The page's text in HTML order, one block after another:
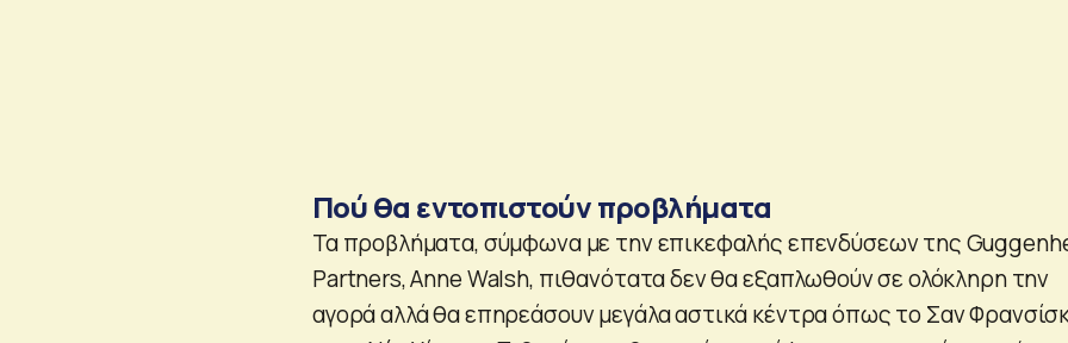
Πού θα εντοπιστούν προβλήματα
Τα προβλήματα, σύμφωνα με την επικεφαλής επενδύσεων της
Partners, Anne Walsh, πιθανότατα δεν θα εξαπλωθούν σε ολόκληρη την
αγορά αλλά θα επηρεάσουν μεγάλα αστικά κέντρα όπως το Σαν